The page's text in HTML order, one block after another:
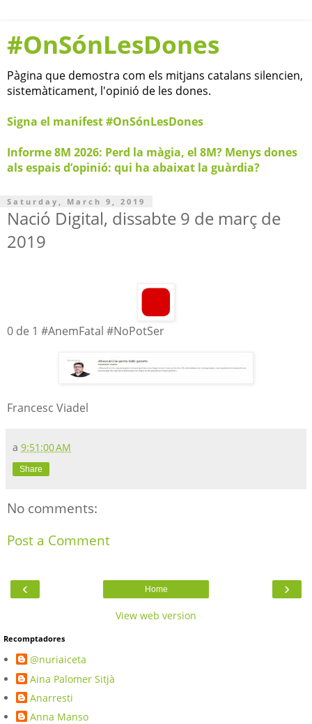
#OnSónLesDones
Pàgina que demostra com els mitjans catalans silencien,
sistemàticament, l'opinió de les dones.
Signa el manifest #OnSónLesDones
Informe 8M 2026: Perd la màgia, el 8M? Menys dones
als espais d’opinió: qui ha abaixat la guàrdia?
Saturday, March 9, 2019
Nació Digital, dissabte 9 de març de
2019
0 de 1 #AnemFatal #NoPotSer
Francesc Viadel
a 9:51:00 AM
Share
No comments:
Post a Comment
‹ ›
Home
View web version
Recomptadores
@nuriaiceta
Aina Palomer Sitjà
Anarresti
Anna Manso